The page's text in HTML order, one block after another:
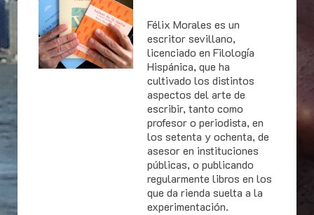
Félix Morales es un
escritor sevillano,
licenciado en Filología
Hispánica, que ha
cultivado los distintos
aspectos del arte de
escribir, tanto como
profesor o periodista, en
los setenta y ochenta, de
asesor en instituciones
públicas, o publicando
regularmente libros en los
que da rienda suelta a la
experimentación.